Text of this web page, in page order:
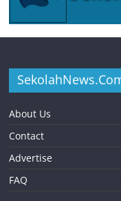
About Us
Contact
Advertise
FAQ